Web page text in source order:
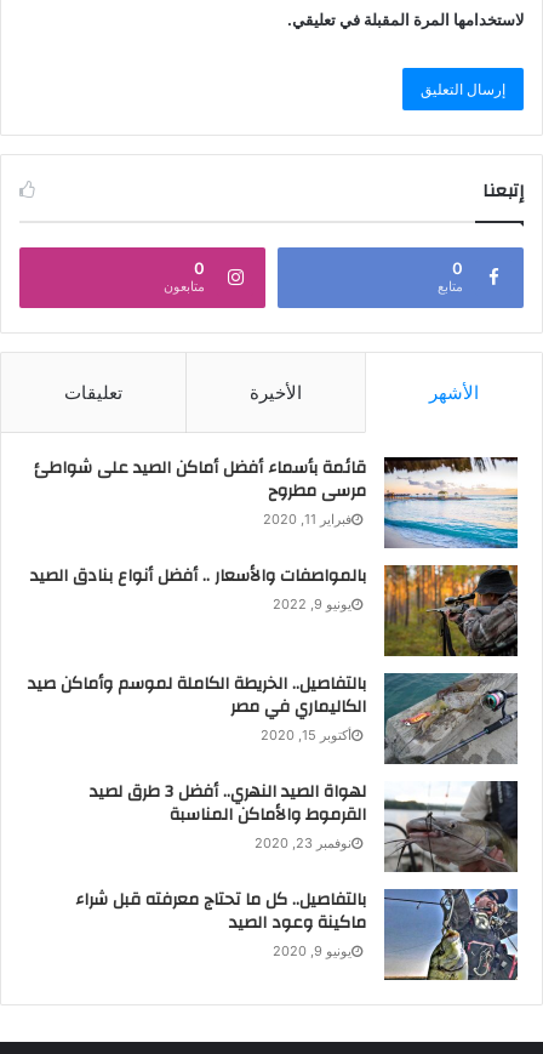
المرجانية وبلح البحر والقواقع الملصوقة عليها حوافها أشبه
بالسكاكين، وتجرح القدم بكل سهولة.
أمر آخر وجب التنويه عنه لا بد من تغطية الرأس عن طريق كاب
أو شمسية للحماية من أشعة الشمس المباشرة.
وأخيرًا وعن تجربة شخصية أحذر من الصيد داخل الشعب لأنها
بمثابة منزل لبعض الكائنات الخطرة مثل ثعبان المورينا.
احذر من العواصف الرعدية أثناء
الصيد في المناطق الممطرة
تأتي في المرتبة الثالثة من حيث الخطور الصيد في المناطق
الممطرة، وننصح في تلك الحالة عشاق الصيد باتخاذ عدة
احتياطات منها ارتداء بالطو مصنوع من مادة البوليستر للحماية
من المطر، وحذاء طويل للحماية من تسرب المياه إلى الساق.
وقدر المستطاع ينبغي الحذر من الموج العالي الناتج عن الرياح
الشديدة، واستخدام أعواد غير الكربون لأنه موصل جيد للكهرباء
حتى لا تتعرض للصعق بسبب العواصف الرعدية والبرق.
لاستخدامها المرة المقبلة في تعليقي.
إتبعنا
0
متابع
0
متابعون
الأشهر الأخيرة تعليقات
قائمة بأسماء أفضل أماكن الصيد على شواطئ
مرسى مطروح
فبراير 11, 2020
بالمواصفات والأسعار .. أفضل أنواع بنادق الصيد
يونيو 9, 2022
بالتفاصيل.. الخريطة الكاملة لموسم وأماكن صيد
الكاليماري في مصر
أكتوبر 15, 2020
لهواة الصيد النهري.. أفضل 3 طرق لصيد
القرموط والأماكن المناسبة
نوفمبر 23, 2020
بالتفاصيل.. كل ما تحتاج معرفته قبل شراء
ماكينة وعود الصيد
يونيو 9, 2020